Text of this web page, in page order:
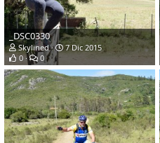
_DSC0330
Skylined
7 Dic 2015
0
0